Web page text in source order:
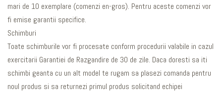
mari de 10 exemplare (comenzi en-gros). Pentru aceste comenzi vor
fi emise garantii specifice.
Schimburi
Toate schimburile vor fi procesate conform procedurii valabile in cazul
exercitarii Garantiei de Razgandire de 30 de zile. Daca doresti sa iti
schimbi geanta cu un alt model te rugam sa plasezi comanda pentru
noul produs si sa returnezi primul produs solicitand echipei